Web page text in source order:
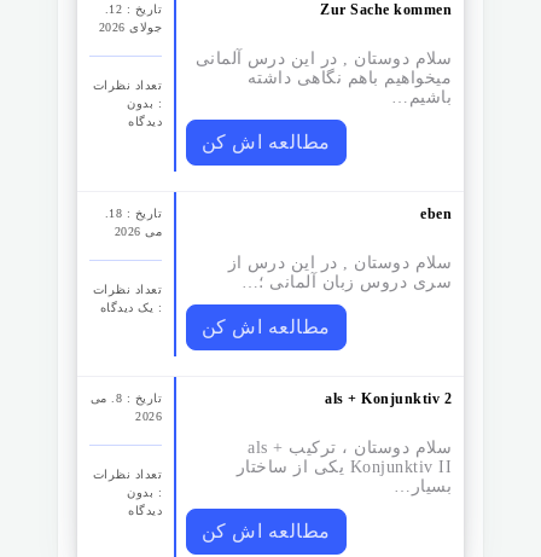
جولای 2026
تعداد نظرات‌
: بدون
دیدگاه
Zur Sache kommen
سلام دوستان , در این درس آلمانی
میخواهیم باهم نگاهی داشته
باشیم…
مطالعه اش کن
می 2026
تعداد نظرات‌
: یک دیدگاه
eben
سلام دوستان , در این درس از
سری دروس زبان آلمانی ؛…
مطالعه اش کن
تاریخ : 8. می
2026
تعداد نظرات‌
: بدون
دیدگاه
als + Konjunktiv 2
سلام دوستان ، ترکیب als +
Konjunktiv II یکی از ساختار
بسیار…
مطالعه اش کن